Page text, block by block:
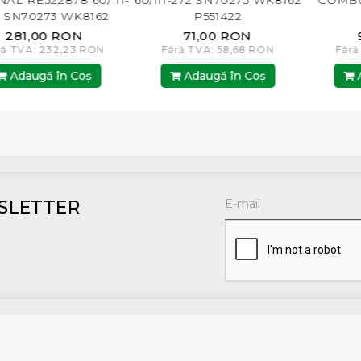
WK8162
P551422
281,00 RON
TVA: 232,23 RON
Adaugă în Coş
P551422
71,00 RON
Fără TVA: 58,68 RON
Adaugă în Coş
Fără